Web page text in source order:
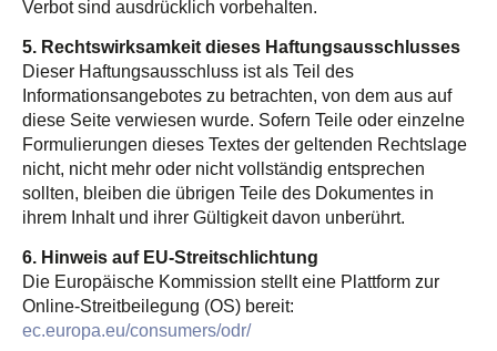
Verbot sind ausdrücklich vorbehalten.
5. Rechtswirksamkeit dieses Haftungsausschlusses
Dieser Haftungsausschluss ist als Teil des
Informationsangebotes zu betrachten, von dem aus auf
diese Seite verwiesen wurde. Sofern Teile oder einzelne
Formulierungen dieses Textes der geltenden Rechtslage
nicht, nicht mehr oder nicht vollständig entsprechen
sollten, bleiben die übrigen Teile des Dokumentes in
ihrem Inhalt und ihrer Gültigkeit davon unberührt.
6. Hinweis auf EU-Streitschlichtung
Die Europäische Kommission stellt eine Plattform zur
Online-Streitbeilegung (OS) bereit:
ec.europa.eu/consumers/odr/